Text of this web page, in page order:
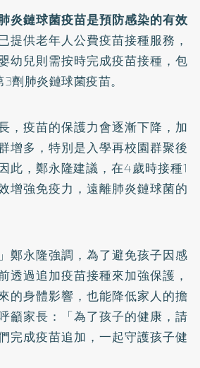
炎鏈球菌疫苗是預防感染的有效
提供老年人公費疫苗接種服務，
幼兒則需按時完成疫苗接種，包
劑肺炎鏈球菌疫苗。
，疫苗的保護力會逐漸下降，加
增多，特別是入學再校園群聚後
此，鄭永隆建議，在4歲時接種1
增強免疫力，遠離肺炎鏈球菌的
鄭永隆強調，為了避免孩子因感
透過追加疫苗接種來加強保護，
的身體影響，也能降低家人的擔
籲家長：「為了孩子的健康，請
完成疫苗追加，一起守護孩子健